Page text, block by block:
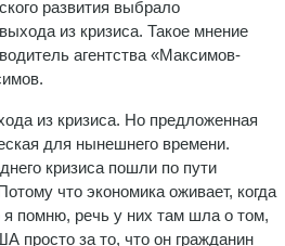
развития выбрало
из кризиса. Такое мнение
агентства «Максимов-
из кризиса. Но предложенная
для нынешнего времени.
кризиса пошли по пути
что экономика оживает, когда
помню, речь у них там шла о том,
просто за то, что он гражданин